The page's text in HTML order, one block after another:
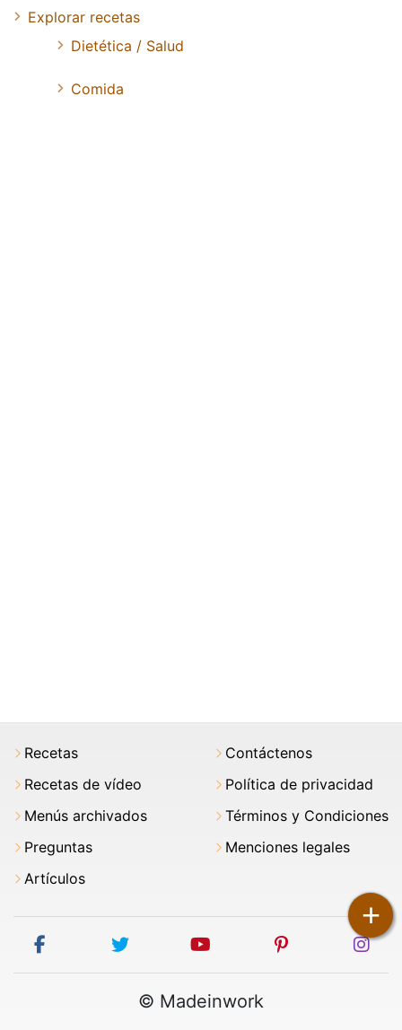
+
Explorar recetas
Dietética / Salud
Comida
Recetas
Recetas de vídeo
Menús archivados
Preguntas
Artículos
Contáctenos
Política de privacidad
Términos y Condiciones
Menciones legales
facebook twitter youtube pinterest
© Madeinwork